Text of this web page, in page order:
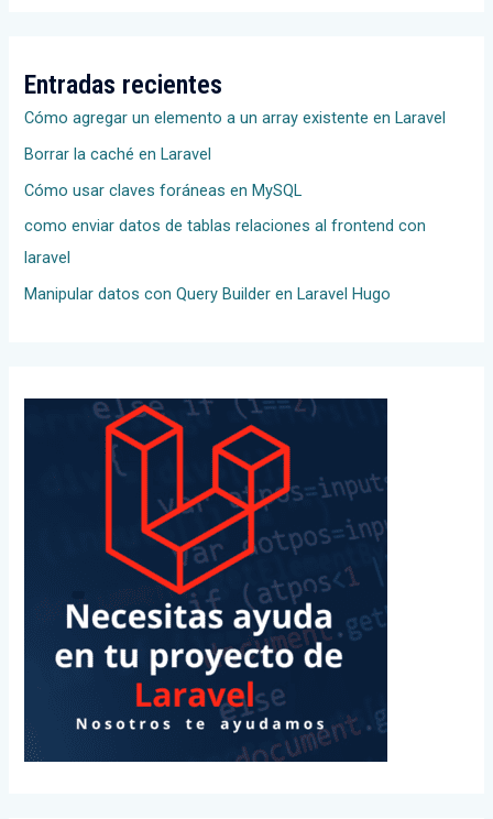
Entradas recientes
Cómo agregar un elemento a un array existente en Laravel
Borrar la caché en Laravel
Cómo usar claves foráneas en MySQL
como enviar datos de tablas relaciones al frontend con
laravel
Manipular datos con Query Builder en Laravel Hugo